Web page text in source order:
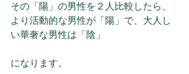
その「陽」の男性を２人比較したら、
より活動的な男性が「陽」で、大人し
い華奢な男性は「陰」
になります。